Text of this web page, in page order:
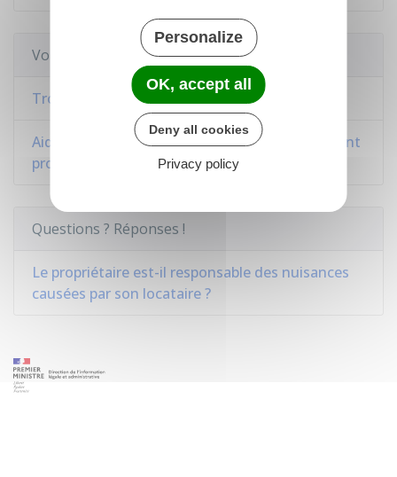
Voir aussi
Troubles de voisinage
Aide aux travaux d'insonorisation d'un logement
proche d'un aéroport
Questions ? Réponses !
Le propriétaire est-il responsable des nuisances
causées par son locataire ?
Personalize
OK, accept all
Deny all cookies
Privacy policy